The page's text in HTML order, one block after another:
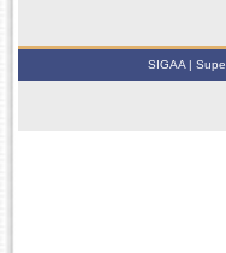
SIGAA |